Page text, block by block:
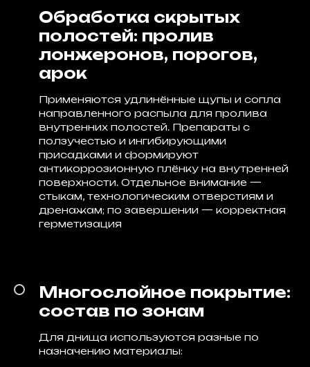
Обработка скрытых
полостей: пролив
лонжеронов, порогов,
арок
Применяются удлинённые щупы и сопла
направленного распыла для пролива
внутренних полостей. Препараты с
ползучестью и ингибирующими
присадками и формируют
антикоррозионную плёнку на внутренней
поверхности. Отдельное внимание —
стыкам, технологическим отверстиям и
дренажам; по завершении — корректная
герметизация
Многослойное покрытие:
состав по зонам
Для днища используются разные по
назначению материалы: